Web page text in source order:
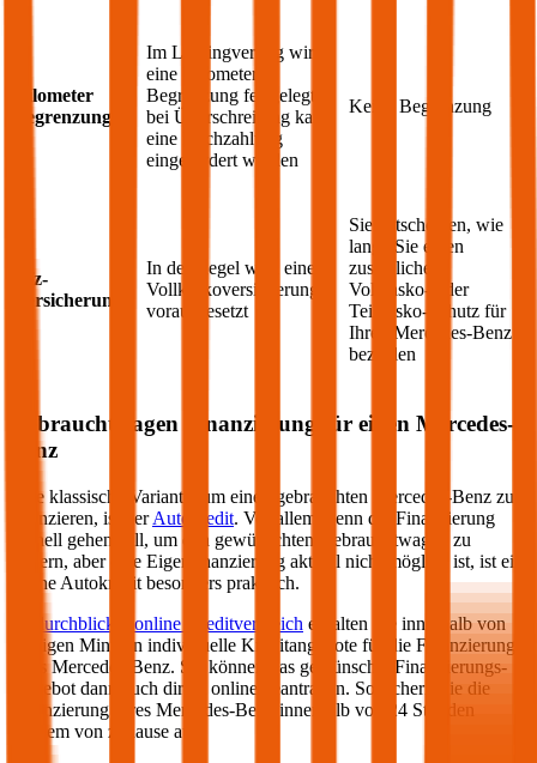
Kilometer
Begrenzung
Im Leasingvertrag wird
eine Kilometer
Begrenzung festgelegt,
bei Überschreitung kann
eine Nachzahlung
eingefordert werden
Keine Begrenzung
Kfz-
Versicherung
In der Regel wird eine
Vollkaskoversicherung
vorausgesetzt
Sie entscheiden, wie
lange Sie einen
zusätzlichen
Vollkasko- oder
Teilkasko-Schutz für
Ihren
Mercedes-Benz
bezahlen
Gebrauchtwagen Finanzierung für einen Mercedes-
Benz
Eine klassische Variante, um einen gebrauchten Mercedes-Benz zu
finanzieren, ist derAutokredit. Vor allem wenn die Finanzierung
schnell gehen soll, um den gewünschten Gebrauchtwagen zu
sichern, aber eine Eigenfinanzierung aktuell nicht möglich ist, ist ein
online Autokredit besonders praktisch.
durchblicker online Kreditvergleich erhalten Sie innerhalb von
wenigen Minuten individuelle Kreditangebote für die Finanzierung
Mercedes-Benz. Sie können das gewünschte Finanzierungs-
Angebot dann auch direkt online beantragen. So sichern Sie die
Finanzierung Ihres Mercedes-Benz
innerhalb von 24 Stunden
bequem von zuhause aus.